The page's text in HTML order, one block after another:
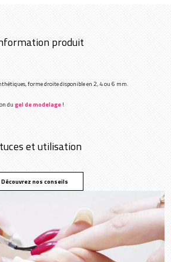
produit
forme droite disponible en 2, 4 ou 6 mm.
dugel de modelage!
et utilisation
Découvrez nos conseils